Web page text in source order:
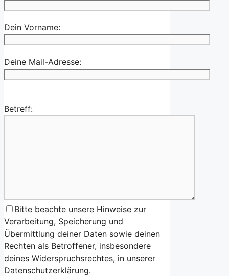
Dein Vorname:
Deine Mail-Adresse:
Betreff:
Bitte beachte unsere Hinweise zur
Verarbeitung, Speicherung und
Übermittlung deiner Daten sowie deinen
Rechten als Betroffener, insbesondere
deines Widerspruchsrechtes, in unserer
Datenschutzerklärung.